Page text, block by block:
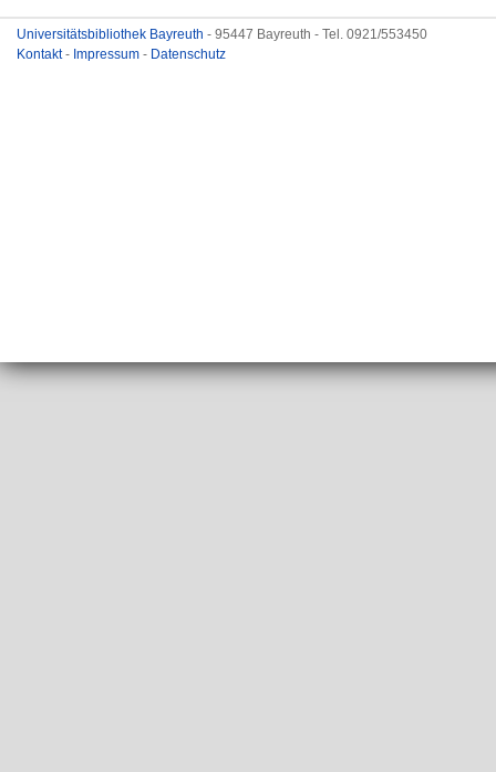
Universitätsbibliothek Bayreuth - 95447 Bayreuth - Tel. 0921/553450
Kontakt- Impressum - Datenschutz